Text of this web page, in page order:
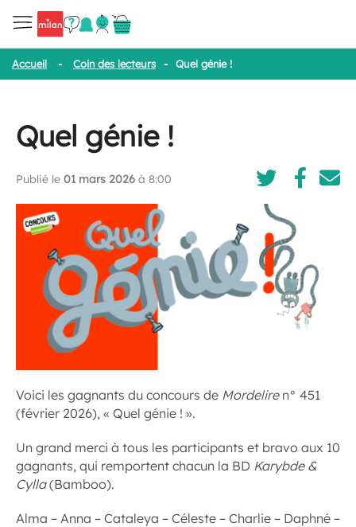
Accueil - Coin des lecteurs - Quel génie !
Quel génie !
Publié le 01 mars 2026 à 8:00
Voici les gagnants du concours de Mordeliren° 451
(février 2026), « Quel génie ! ».
Un grand merci à tous les participants et bravo aux 10
gagnants, qui remportent chacun la BD Karybde &
Cylla(Bamboo).
Alma – Anna – Cataleya – Céleste – Charlie – Daphné –